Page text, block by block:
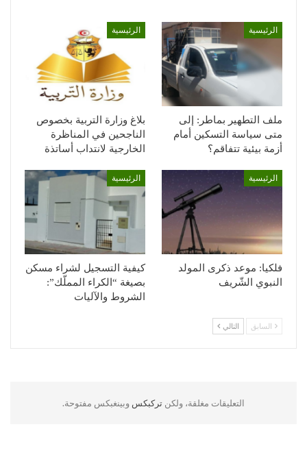
الرئيسية
ملف التطهير بماطر: إلى
متى سياسة التسكين أمام
أزمة بيئية تتفاقم؟
الرئيسية
بلاغ وزارة التربية بخصوص
الناجحين في المناظرة
الخارجية لانتداب أساتذة
الرئيسية
فلكيا: موعد ذكرى المولد
النبوي الشّريف
الرئيسية
كيفية التسجيل لشراء مسكن
بصيغة “الكراء المملّك”:
الشروط والآليات
السابق التالي
التعليقات مغلقة، ولكن تركبكس وبينغبكس مفتوحة.